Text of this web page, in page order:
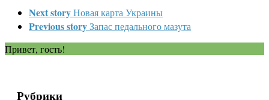
Next storyНовая карта Украины
Previous storyЗапас педального мазута
Привет, гость!
Рубрики